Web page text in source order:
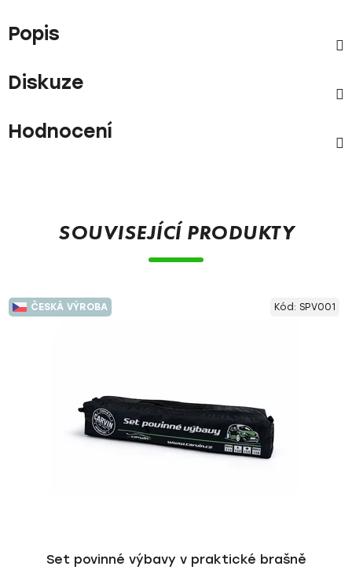
Popis
Diskuze
Hodnocení
SOUVISEJÍCÍ PRODUKTY
ČESKÁ VÝROBA
Set povinné výbavy v praktické brašně
Kód: SPV001